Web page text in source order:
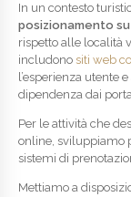
In un contesto
posizionamento
rispetto alle località
includono siti web
l’esperienza utente
dipendenza dai
Per le attività che
online, sviluppiamo
sistemi di
Mettiamo a